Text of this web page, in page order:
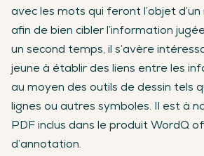
avec les mots qui feront l’objet
afin de bien cibler l’information
un second temps, il s’avère
jeune à établir des liens entre les
au moyen des outils de dessin tels
lignes ou autres symboles. Il est à
PDF inclus dans le produit WordQ
d’annotation.